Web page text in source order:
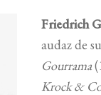
Friedrich
audaz de
Gourrama
Krock &